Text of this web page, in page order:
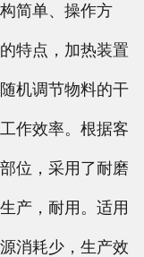
简单、操作方
特点，加热装置
机调节物料的干
作效率。根据客
位，采用了耐磨
产，耐用。适用
消耗少，生产效